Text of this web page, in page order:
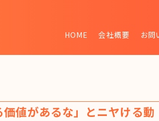
HOME 会社概要 お問
値があるな」とニヤける動